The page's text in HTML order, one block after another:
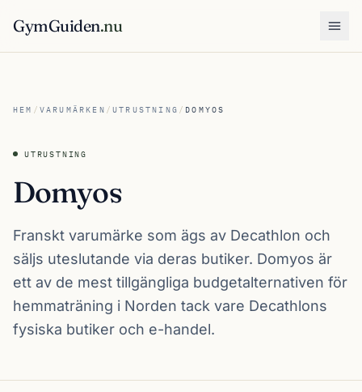
GymGuiden.nu
HEM / VARUMÄRKEN /UTRUSTNING / DOMYOS
UTRUSTNING
Domyos
Franskt varumärke som ägs av Decathlon och
säljs uteslutande via deras butiker. Domyos är
ett av de mest tillgängliga budgetalternativen för
hemmaträning i Norden tack vare Decathlons
fysiska butiker och e-handel.